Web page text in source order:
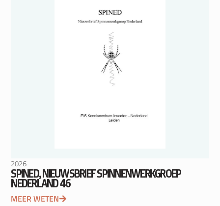
2026
SPINED, NIEUWSBRIEF SPINNENWERKGROEP
NEDERLAND 46
MEER WETEN